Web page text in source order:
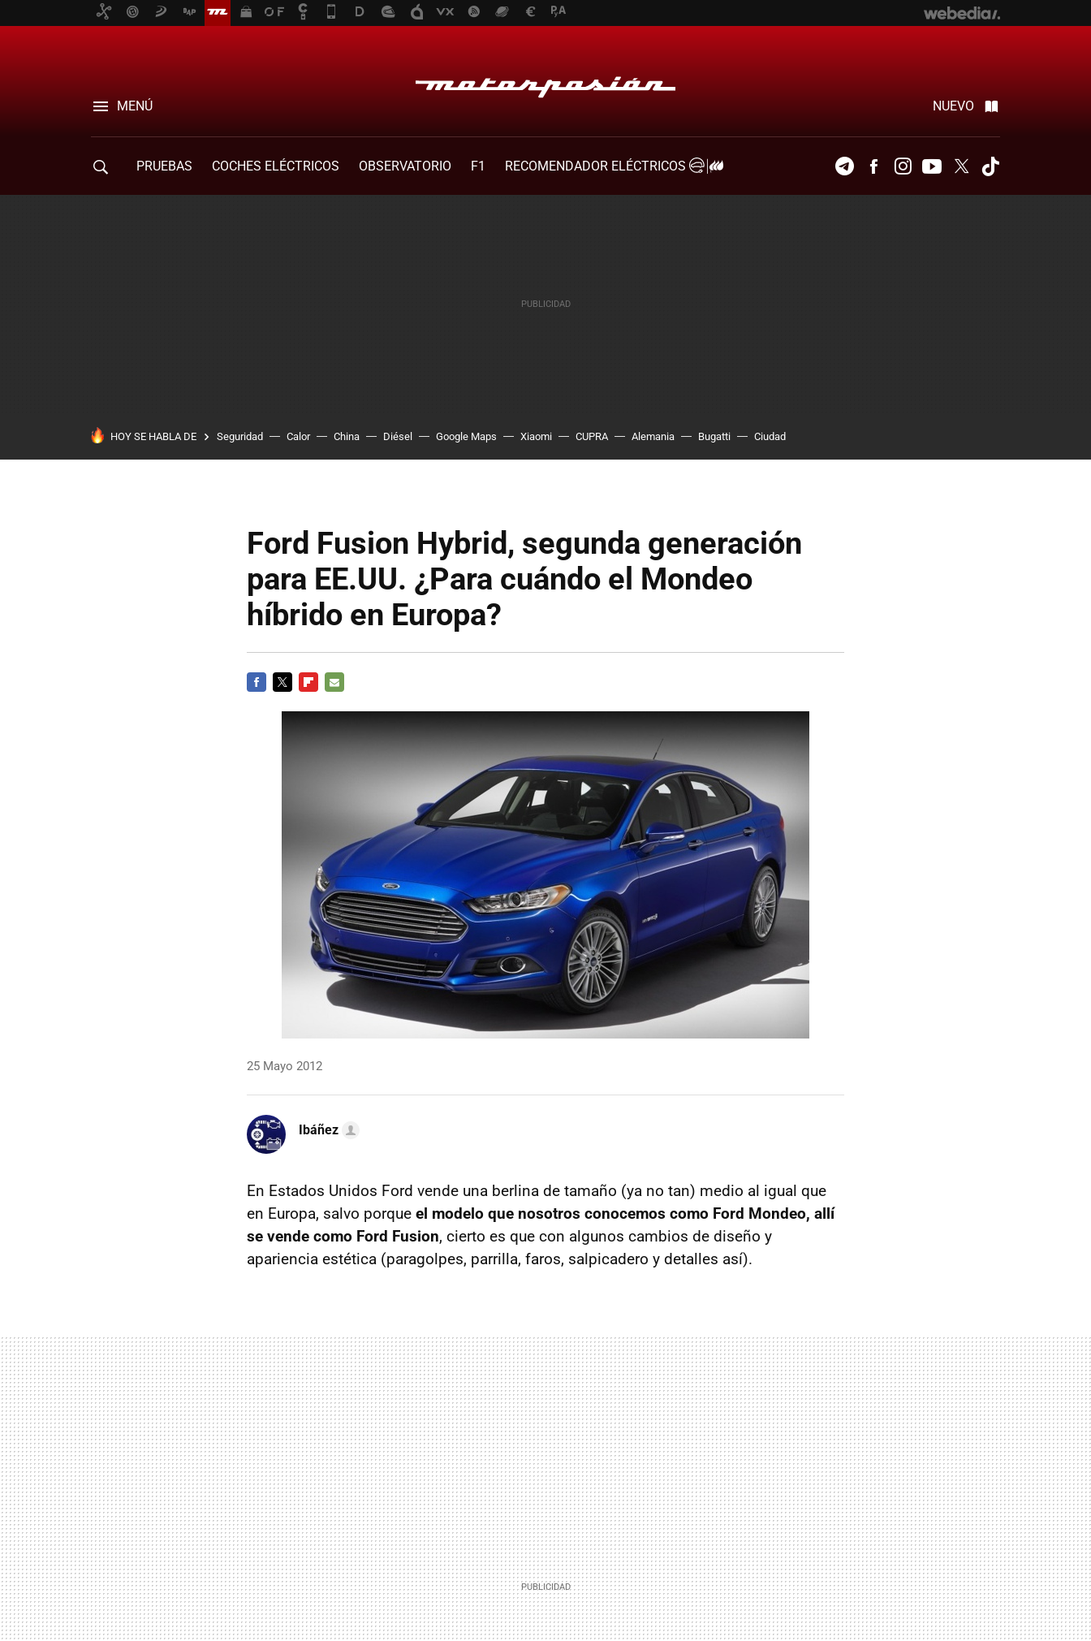
MENÚ NUEVO
PRUEBAS COCHES ELÉCTRICOS OBSERVATORIO F1
RECOMENDADOR ELÉCTRICOS
TelegramFacebookInstagramYoutubeTwitter
HOY SE HABLA DE Seguridad Calor China Diésel Google Maps Xiaomi CUPRA Alemania Bugatti Ciudad
Ford Fusion Hybrid, segunda generación
para EE.UU. ¿Para cuándo el Mondeo
híbrido en Europa?
25 Mayo 2012
Ibáñez
En Estados Unidos Ford vende una berlina de tamaño (ya no tan) medio al igual que
en Europa, salvo porque el modelo que nosotros conocemos como Ford Mondeo, allí
se vende como Ford Fusion, cierto es que con algunos cambios de diseño y
apariencia estética (paragolpes, parrilla, faros, salpicadero y detalles así).